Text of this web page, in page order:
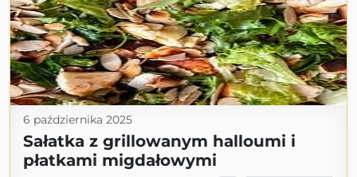
6 października 2025
Sałatka z grillowanym halloumi i
płatkami migdałowymi